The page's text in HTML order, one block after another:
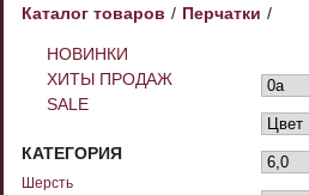
Каталог товаров Перчатки
НОВИНКИ
ХИТЫ ПРОДАЖ
SALE
КАТЕГОРИЯ
Шерсть